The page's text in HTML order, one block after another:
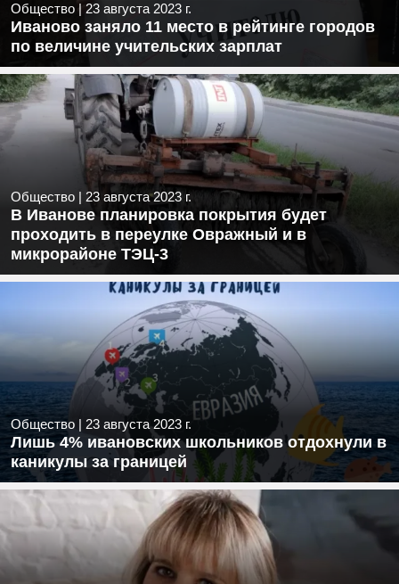
Общество | 23 августа 2023 г.
Иваново заняло 11 место в рейтинге городов
по величине учительских зарплат
Общество | 23 августа 2023 г.
В Иванове планировка покрытия будет
проходить в переулке Овражный и в
микрорайоне ТЭЦ-3
Общество | 23 августа 2023 г.
Лишь 4% ивановских школьников отдохнули в
каникулы за границей